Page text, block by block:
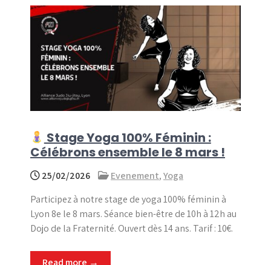
Stage Yoga 100% Féminin :
Célébrons ensemble le 8 mars !
25/02/2026 Evenement,Yoga
Participez à notre stage de yoga 100% féminin à
Lyon 8e le 8 mars. Séance bien-être de 10h à 12h au
Dojo de la Fraternité. Ouvert dès 14 ans. Tarif : 10€.
Read more →